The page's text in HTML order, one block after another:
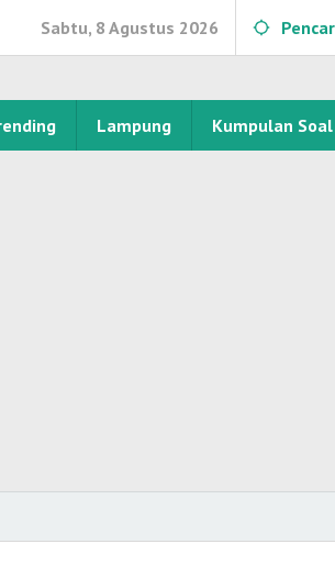
Sabtu, 8 Agustus 2026
Lampung Kumpulan Soal